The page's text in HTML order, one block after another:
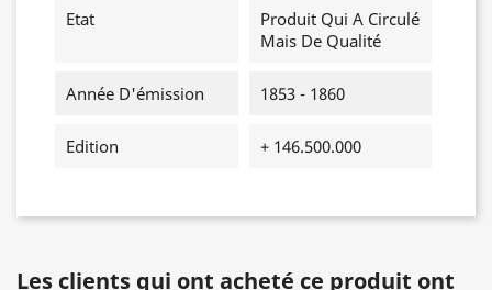
Etat
Produit Qui A Circulé
Mais De Qualité
Année D'émission 1853 - 1860
Edition + 146.500.000
Les clients qui ont acheté ce produit ont